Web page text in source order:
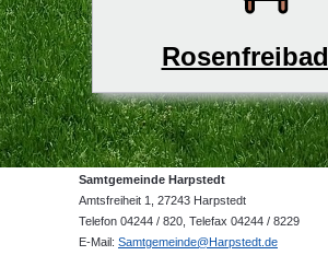
Rosenfreibad
Samtgemeinde Harpstedt
Amtsfreiheit 1, 27243 Harpstedt
Telefon 04244 / 820, Telefax 04244 / 8229
E-Mail: Samtgemeinde@Harpstedt.de